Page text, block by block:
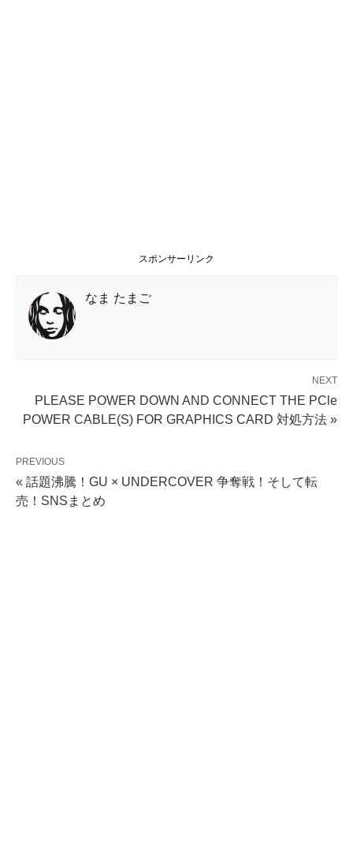
スポンサーリンク
なま たまご
NEXT
PLEASE POWER DOWN AND CONNECT THE PCle
POWER CABLE(S) FOR GRAPHICS CARD 対処方法 »
PREVIOUS
« 話題沸騰！GU × UNDERCOVER 争奪戦！そして転
売！SNSまとめ